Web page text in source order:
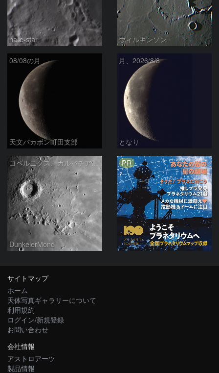
hare-star ウィルキンソン
08/08の月
天文バカボン町田支部
月、2026/8/8
となり
コペルニクス、カルパチア山脈付近
DunkelerMond
PR
サイトマップ
ホーム
天体写真ギャラリーについて
利用規約
ログイン/新規登録
お問い合わせ
会社情報
アストロアーツ
製品情報